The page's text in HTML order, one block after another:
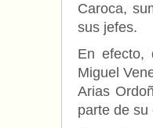
Caroca,
sus jefes.
En efecto,
Miguel
Arias
parte de su